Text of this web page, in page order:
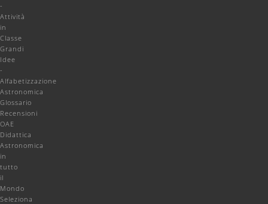
-
Attività
in
Classe
Grandi
Idee
-
Alfabetizzazione
Astronomica
Glossario
Recensioni
OAE
Didattica
Astronomica
in
tutto
il
Mondo
Seleziona